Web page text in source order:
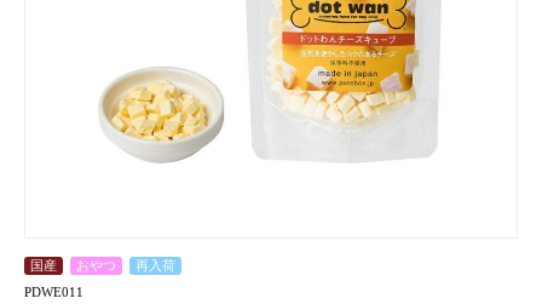
国産 おやつ 再入荷
PDWE011